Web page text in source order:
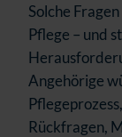
Solche
Pflege – und
Angehörige
Rückfragen,